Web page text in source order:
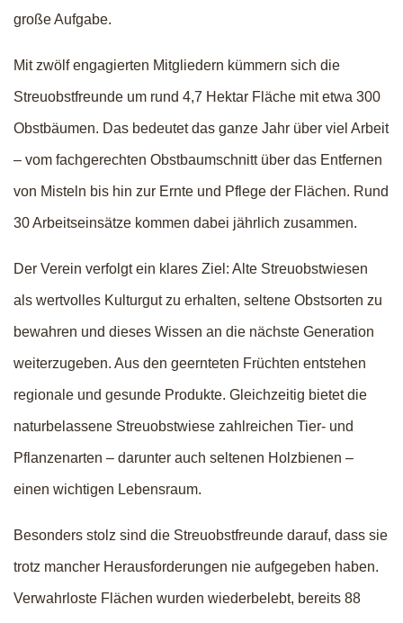
große Aufgabe.
Mit zwölf engagierten Mitgliedern kümmern sich die
Streuobstfreunde um rund 4,7 Hektar Fläche mit etwa 300
Obstbäumen. Das bedeutet das ganze Jahr über viel Arbeit
– vom fachgerechten Obstbaumschnitt über das Entfernen
von Misteln bis hin zur Ernte und Pflege der Flächen. Rund
30 Arbeitseinsätze kommen dabei jährlich zusammen.
Der Verein verfolgt ein klares Ziel: Alte Streuobstwiesen
als wertvolles Kulturgut zu erhalten, seltene Obstsorten zu
bewahren und dieses Wissen an die nächste Generation
weiterzugeben. Aus den geernteten Früchten entstehen
regionale und gesunde Produkte. Gleichzeitig bietet die
naturbelassene Streuobstwiese zahlreichen Tier- und
Pflanzenarten – darunter auch seltenen Holzbienen –
einen wichtigen Lebensraum.
Besonders stolz sind die Streuobstfreunde darauf, dass sie
trotz mancher Herausforderungen nie aufgegeben haben.
Verwahrloste Flächen wurden wiederbelebt, bereits 88